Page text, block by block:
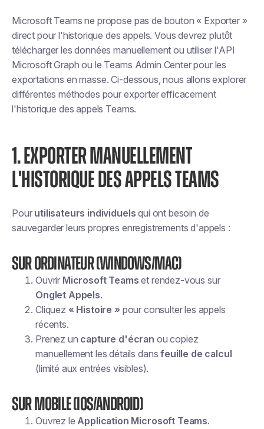
Microsoft Teams ne propose pas de bouton « Exporter »
direct pour l'historique des appels. Vous devrez plutôt
télécharger les données manuellement ou utiliser l'API
Microsoft Graph ou le Teams Admin Center pour les
exportations en masse. Ci-dessous, nous allons explorer
différentes méthodes pour exporter efficacement
l'historique des appels Teams.
1. EXPORTER MANUELLEMENT
L'HISTORIQUE DES APPELS TEAMS
Pour utilisateurs individuels qui ont besoin de
sauvegarder leurs propres enregistrements d'appels :
Sur ordinateur (Windows/Mac)
Ouvrir Microsoft Teams et rendez-vous sur
Onglet Appels.
Cliquez « Histoire »pour consulter les appels
récents.
Prenez un capture d'écran ou copiez
manuellement les détails dansfeuille de calcul
(limité aux entrées visibles).
Sur mobile (iOS/Android)
Ouvrez leApplication Microsoft Teams.